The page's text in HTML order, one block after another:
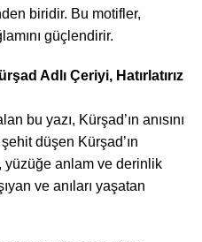
biridir. Bu motifler,
güçlendirir.
Adlı Çeriyi, Hatırlatırız
bu yazı, Kürşad’ın anısını
düşen Kürşad’ın
yüzüğe anlam ve derinlik
ve anıları yaşatan